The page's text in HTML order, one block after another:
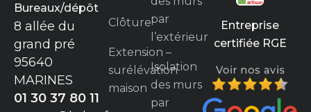
Bureaux/dépôt
8 allée du
grand pré
95640
MARINES
01 30 37 80 11
Clôture
Extension –
surélévation
maison
par
l’extérieur
Isolation
des murs
par
Entreprise
certifiée RGE